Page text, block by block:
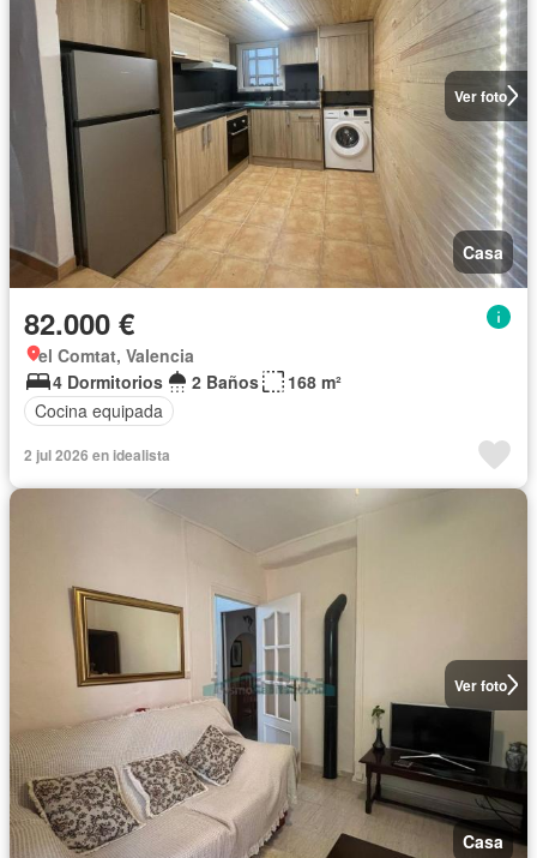
Ver foto
Casa
82.000 €
el Comtat, Valencia
4 Dormitorios
2 Baños
168 m²
Cocina equipada
2 jul 2026 en idealista
Ver foto
Casa